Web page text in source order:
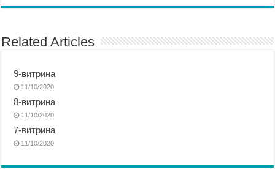
Related Articles
9-витрина
11/10/2020
8-витрина
11/10/2020
7-витрина
11/10/2020